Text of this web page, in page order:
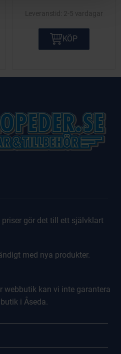
2-5 vardagar
KÖP
gör det till ett självklart
med nya produkter.
webbutik kan vi inte garantera
i Åseda.